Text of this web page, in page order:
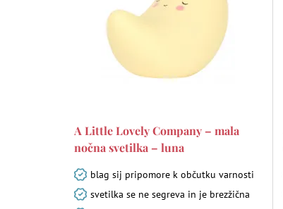
A Little Lovely Company – mala
nočna svetilka – luna
blag sij pripomore k občutku varnosti
svetilka se ne segreva in je brezžična